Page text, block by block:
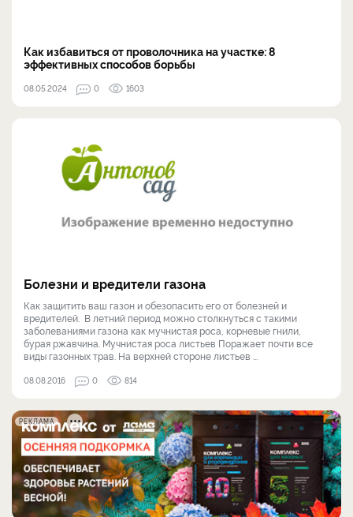
Как избавиться от проволочника на участке: 8
эффективных способов борьбы
08.05.2024 0 1603
Болезни и вредители газона
Как защитить ваш газон и обезопасить его от болезней и
вредителей. В летний период можно столкнуться с такими
заболеваниями газона как мучнистая роса, корневые гнили,
бурая ржавчина. Мучнистая роса листьев Поражает почти все
виды газонных трав. На верхней стороне листьев ...
08.08.2016 0 814
РЕКЛАМА